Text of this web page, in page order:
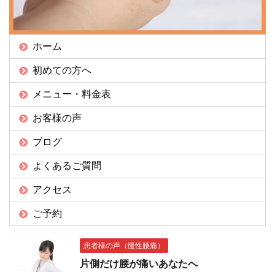
ホーム
初めての方へ
メニュー・料金表
お客様の声
ブログ
よくあるご質問
アクセス
ご予約
患者様の声（慢性腰痛）
片側だけ腰が痛いあなたへ